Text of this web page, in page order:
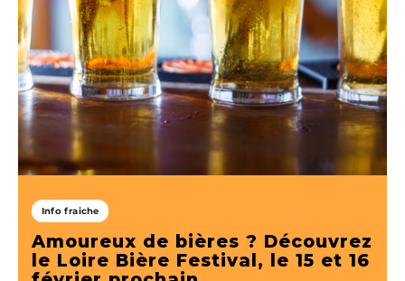
Info fraiche
Amoureux de bières ? Découvrez
le Loire Bière Festival, le 15 et 16